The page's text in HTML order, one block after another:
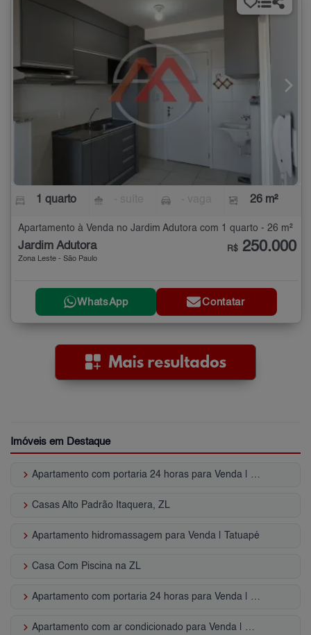
1 quarto 26 m²
Apartamento à Venda no Jardim Adutora com 1 quarto - 26 m²
Jardim Adutora
Zona Leste - São Paulo
R$ 250.000
WhatsApp Contatar
Imóveis em Destaque
keyboard_arrow_right Apartamento com portaria 24 horas para Venda | Cidade Mãe do Céu
keyboard_arrow_right Casas Alto Padrão Itaquera, ZL
keyboard_arrow_right Apartamento hidromassagem para Venda | Tatuapé
keyboard_arrow_right Casa Com Piscina na ZL
keyboard_arrow_right Apartamento com portaria 24 horas para Venda | Vila Santana
keyboard_arrow_right Apartamento com ar condicionado para Venda | Cidade Mãe do Céu